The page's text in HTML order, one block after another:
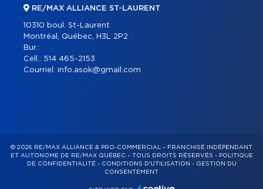
RE/MAX ALLIANCE ST-LAURENT
10310 boul. St-Laurent
Montréal, Québec, H3L 2P2
Bur.:
Cell.: 514 465-2153
Courriel: info.asok@gmail.com
© 2026 RE/MAX ALLIANCE & PRO-COMMERCIAL – FRANCHISÉ INDÉPENDANT
ET AUTONOME DE RE/MAX QUÉBEC – TOUS DROITS RÉSERVÉS - POLITIQUE
DE CONFIDENTIALITÉ- CONDITIONS D'UTILISATION - GESTION DU
CONSENTEMENT